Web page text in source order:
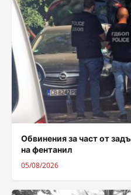
Обвинения за част от
на фентанил
05/08/2026